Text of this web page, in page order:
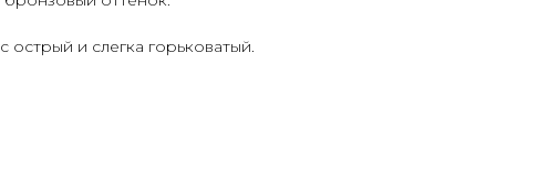
острый и слегка горьковатый.